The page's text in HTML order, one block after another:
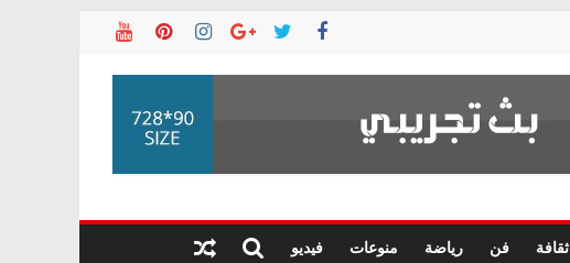
ثقافة فن رياضة منوعات فيديو